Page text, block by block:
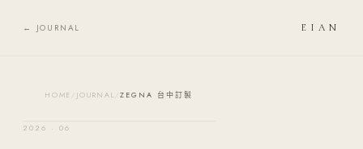
← JOURNAL EIAN
HOME JOURNAL ZEGNA 台中訂製
2026 · 06